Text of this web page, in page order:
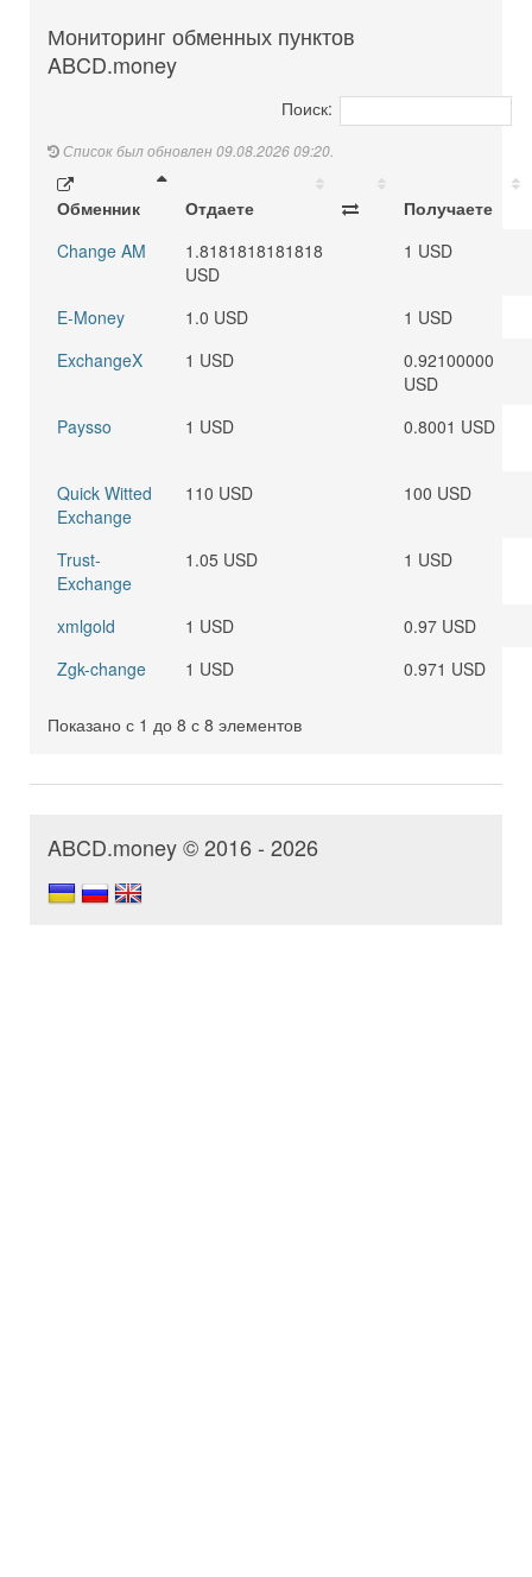
Мониторинг обменных пунктов
ABCD.money
Поиск:
Список был обновлен 09.08.2026 09:20.
Обменник Отдаете
Получаете
Change AM
1.8181818181818
USD
1 USD
E-Money 1.0 USD
1 USD
ExchangeX
1 USD
0.92100000
USD
Paysso
1 USD 0.8001 USD
Quick Witted
Exchange
110 USD 100 USD
Trust-
Exchange
1.05 USD 1 USD
xmlgold 1 USD
0.97 USD
Zgk-change
1 USD 0.971 USD
Показано с 1 до 8 с 8 элементов
ABCD.money © 2016 - 2026